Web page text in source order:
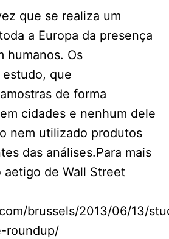
que se realiza um
a Europa da presença
humanos. Os
que
de forma
cidades e nenhum dele
nem utilizado produtos
das análises.Para mais
aetigo de Wall Street
brussels/2013/06/13/
roundup/